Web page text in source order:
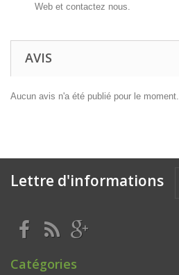
Web et contactez nous.
AVIS
Aucun avis n'a été publié pour le moment.
Lettre d'informations
Catégories